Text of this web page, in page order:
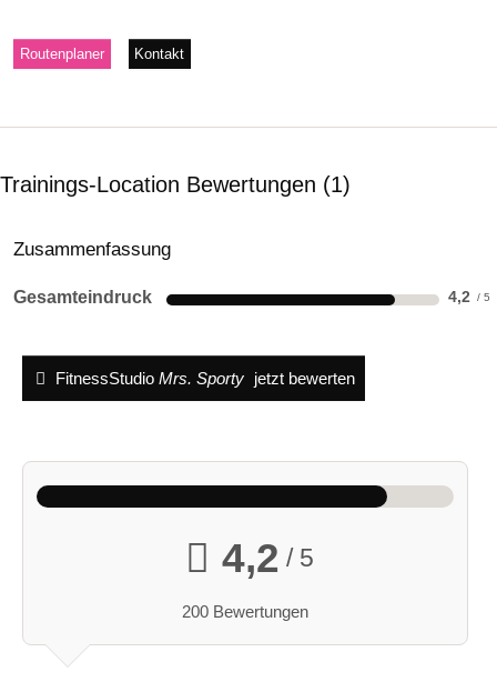
Routenplaner Kontakt
Trainings-Location Bewertungen 1
Zusammenfassung
Gesamteindruck 4,2
FitnessStudio Mrs. Sporty jetzt bewerten
4,2 / 5
200 Bewertungen